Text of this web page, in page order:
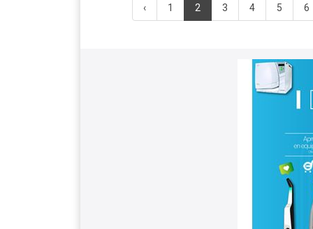
‹ 1 2 3 4 5 6